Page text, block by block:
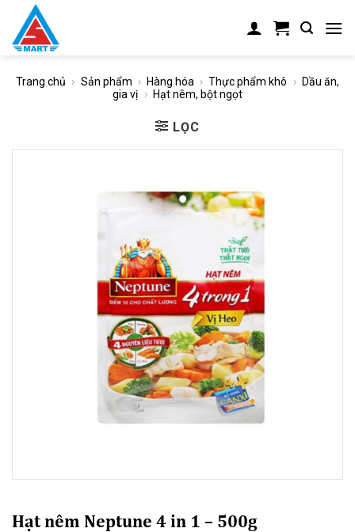
content
Trang chủ › Sản phẩm › Hàng hóa › Thực phẩm khô › Dầu ăn,
gia vị › Hạt nêm, bột ngọt
LỌC
Hạt nêm Neptune 4 in 1 – 500g